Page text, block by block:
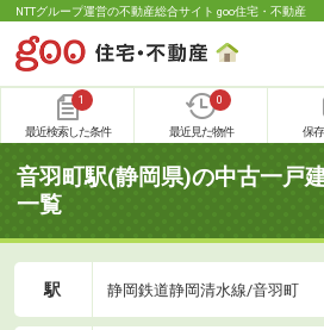
NTTグループ運営の不動産総合サイト goo住宅・不動産
1
最近検索した条件
0
最近見た物件 保
音羽町駅(静岡県)の中古一戸
一覧
駅 静岡鉄道静岡清水線/音羽町